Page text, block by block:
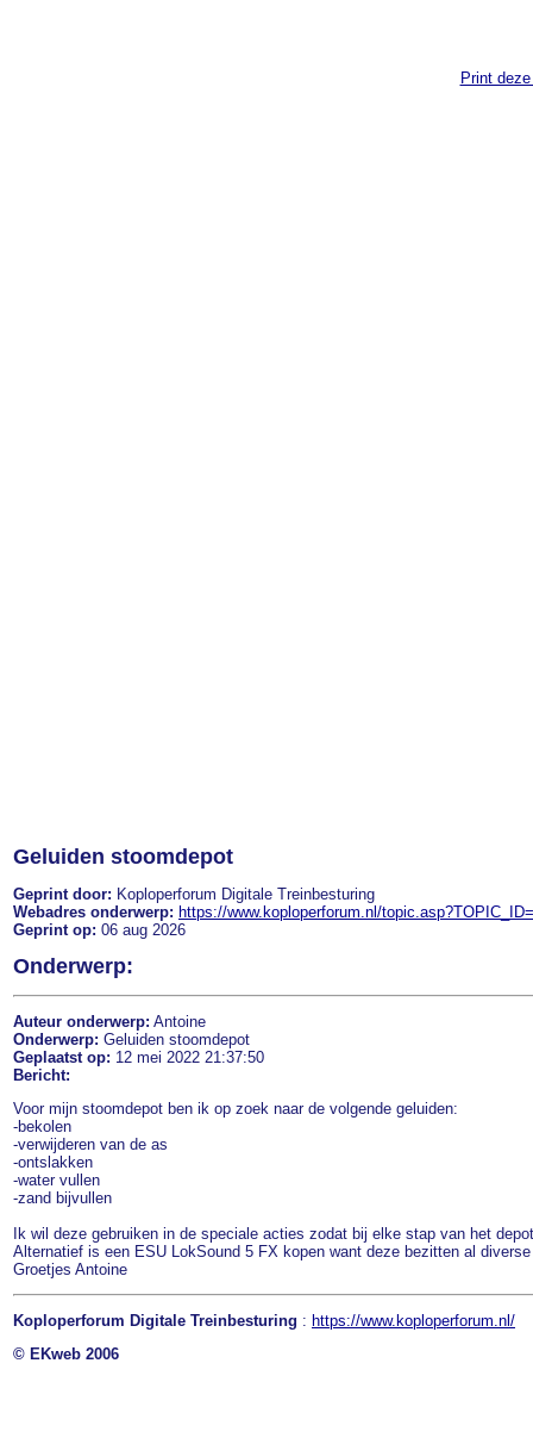
Print
Geluiden stoomdepot
Geprint door: Koploperforum Digitale Treinbesturing
Webadres onderwerp: https://www.koploperforum.nl/
Geprint op: 06 aug 2026
Onderwerp:
Auteur onderwerp: Antoine
Onderwerp: Geluiden stoomdepot
Geplaatst op: 12 mei 2022 21:37:50
Bericht:
Voor mijn stoomdepot ben ik op zoek naar de volgende geluiden:
-bekolen
-verwijderen van de as
-ontslakken
-water vullen
-zand bijvullen
Ik wil deze gebruiken in de speciale acties zodat bij elke stap van het
Alternatief is een ESU LokSound 5 FX kopen want deze bezitten al
Groetjes Antoine
Koploperforum Digitale Treinbesturing : https://www.koploperforum.nl/
© EKweb 2006